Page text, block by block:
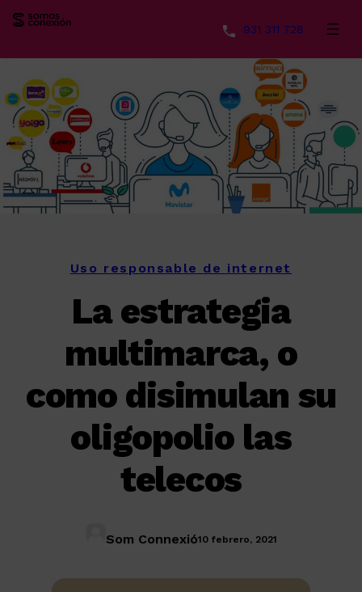
contenido
931 311 728
Uso responsable de internet
La estrategia
multimarca, o
como disimulan su
oligopolio las
telecos
Som Connexió10 febrero, 2021